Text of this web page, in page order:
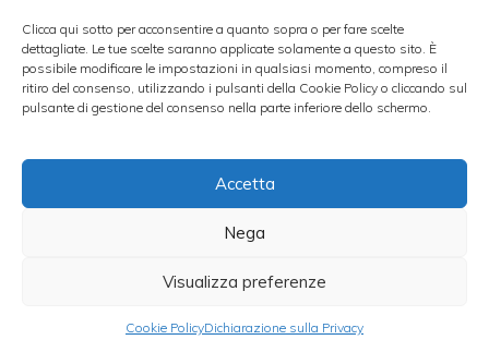
Clicca qui sotto per acconsentire a quanto sopra o per fare scelte
dettagliate. Le tue scelte saranno applicate solamente a questo sito. È
possibile modificare le impostazioni in qualsiasi momento, compreso il
ritiro del consenso, utilizzando i pulsanti della Cookie Policy o cliccando sul
pulsante di gestione del consenso nella parte inferiore dello schermo.
Accetta
Nega
Visualizza preferenze
Cookie PolicyDichiarazione sulla Privacy
►DETTAGLI COLLOCAMENTO BTP ITALIA
4-7 GIUGNO 2012
tuttavia, all’ipotesi di rendimento sopra
occorre sottrarre la ritenuta
aggiungere il premio del 4 per mille previsto
nel caso in cui i titoli acquistati in sede di